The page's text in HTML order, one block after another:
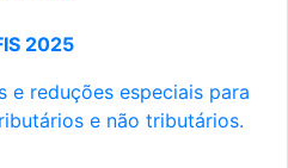
2025
e reduções especiais para
e não tributários.